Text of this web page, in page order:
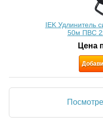
IEK Удлинитель
50м ПВС
Цена